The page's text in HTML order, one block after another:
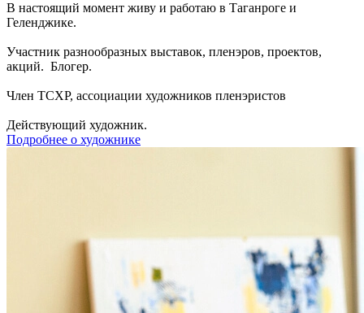
В настоящий момент живу и работаю в Таганроге и
Геленджике.
Участник разнообразных выставок, пленэров, проектов,
акций. Блогер.
Член ТСХР, ассоциации художников пленэристов
Действующий художник.
Подробнее о художнике